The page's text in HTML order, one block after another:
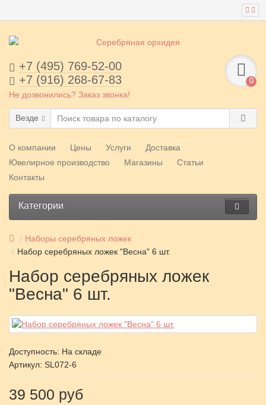
+7 (495) 769-52-00
+7 (916) 268-67-83
Не дозвонились? Заказ звонка!
0
Везде
О компании Цены Услуги
Доставка
Ювелирное производство
Магазины
Статьи
Контакты
Категории
Наборы серебряных ложек
Набор серебряных ложек "Весна" 6 шт.
Набор серебряных ложек
"Весна" 6 шт.
Доступность: На складе
Артикул: SL072-6
39 500 руб